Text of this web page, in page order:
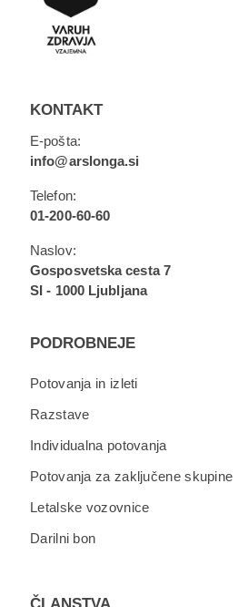
KONTAKT
E-pošta:
info@arslonga.si
Telefon:
01-200-60-60
Naslov:
Gosposvetska cesta 7
SI - 1000 Ljubljana
PODROBNEJE
Potovanja in izleti
Razstave
Individualna potovanja
Potovanja za zaključene skupine
Letalske vozovnice
Darilni bon